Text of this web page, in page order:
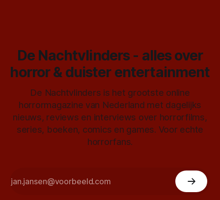
De Nachtvlinders - alles over
horror & duister entertainment
De Nachtvlinders is het grootste online
horrormagazine van Nederland met dagelijks
nieuws, reviews en interviews over horrorfilms,
series, boeken, comics en games. Voor echte
horrorfans.